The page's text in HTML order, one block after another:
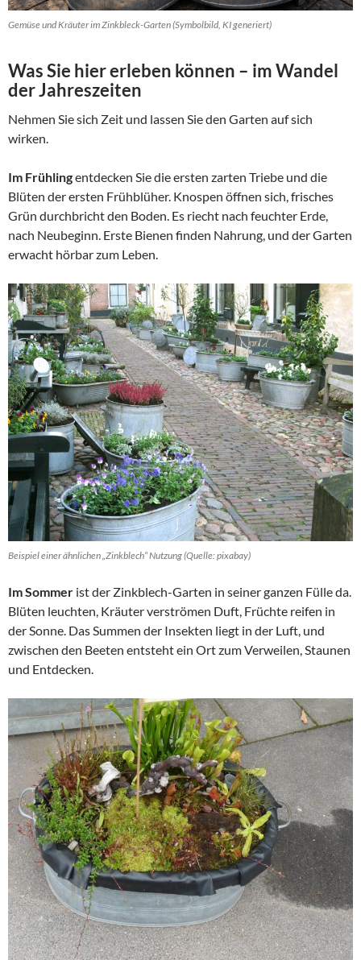
Gemüse und Kräuter im Zinkbleck-Garten (Symbolbild, KI generiert)
Was Sie hier erleben können – im Wandel
der Jahreszeiten
Nehmen Sie sich Zeit und lassen Sie den Garten auf sich
wirken.
Im Frühlingentdecken Sie die ersten zarten Triebe und die
Blüten der ersten Frühblüher. Knospen öffnen sich, frisches
Grün durchbricht den Boden. Es riecht nach feuchter Erde,
nach Neubeginn. Erste Bienen finden Nahrung, und der Garten
erwacht hörbar zum Leben.
Beispiel einer ähnlichen „Zinkblech“ Nutzung (Quelle: pixabay)
Im Sommer ist der Zinkblech-Garten in seiner ganzen Fülle da.
Blüten leuchten, Kräuter verströmen Duft, Früchte reifen in
der Sonne. Das Summen der Insekten liegt in der Luft, und
zwischen den Beeten entsteht ein Ort zum Verweilen, Staunen
und Entdecken.